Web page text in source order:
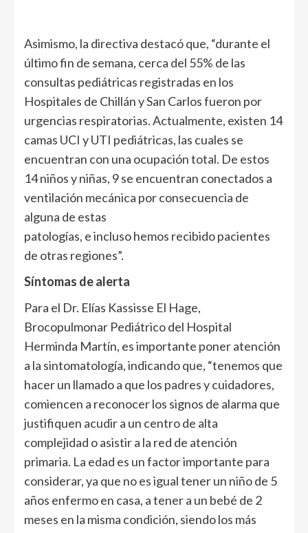
Asimismo, la directiva destacó que, “durante el
último fin de semana, cerca del 55% de las
consultas pediátricas registradas en los
Hospitales de Chillán y San Carlos fueron por
urgencias respiratorias. Actualmente, existen 14
camas UCI y UTI pediátricas, las cuales se
encuentran con una ocupación total. De estos
14 niños y niñas, 9 se encuentran conectados a
ventilación mecánica por consecuencia de
alguna de estas
patologías, e incluso hemos recibido pacientes
de otras regiones”.
Síntomas de alerta
Para el Dr. Elías Kassisse El Hage,
Brocopulmonar Pediátrico del Hospital
Herminda Martín, es importante poner atención
a la sintomatología, indicando que, “tenemos que
hacer un llamado a que los padres y cuidadores,
comiencen a reconocer los signos de alarma que
justifiquen acudir a un centro de alta
complejidad o asistir a la red de atención
primaria. La edad es un factor importante para
considerar, ya que no es igual tener un niño de 5
años enfermo en casa, a tener a un bebé de 2
meses en la misma condición, siendo los más